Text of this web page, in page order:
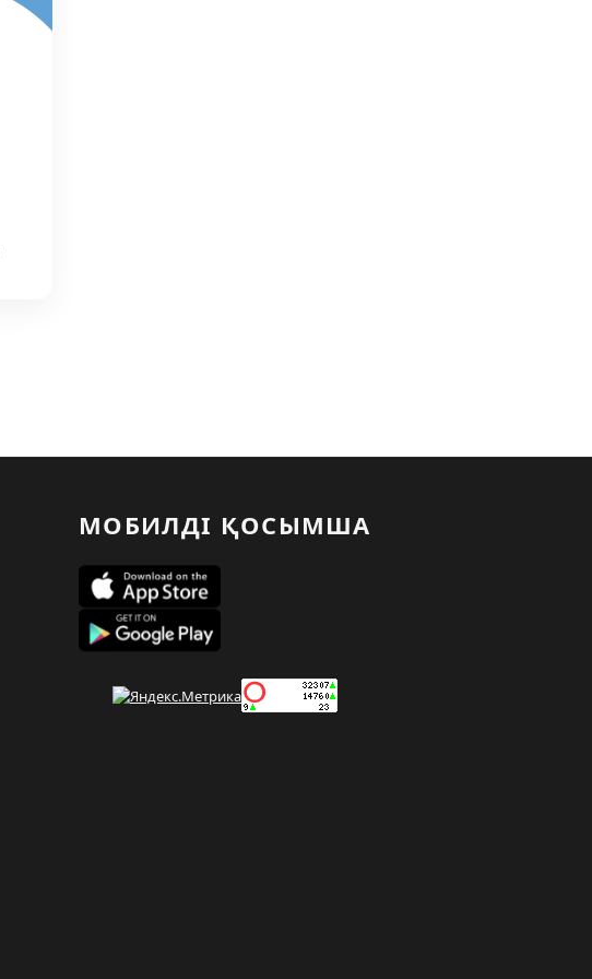
МОБИЛДІ ҚОСЫМША